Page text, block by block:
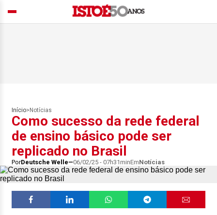
Início> Notícias
Como sucesso da rede federal
de ensino básico pode ser
replicado no Brasil
PorDeutsche Welle 06/02/25 - 07h31minEmNotícias